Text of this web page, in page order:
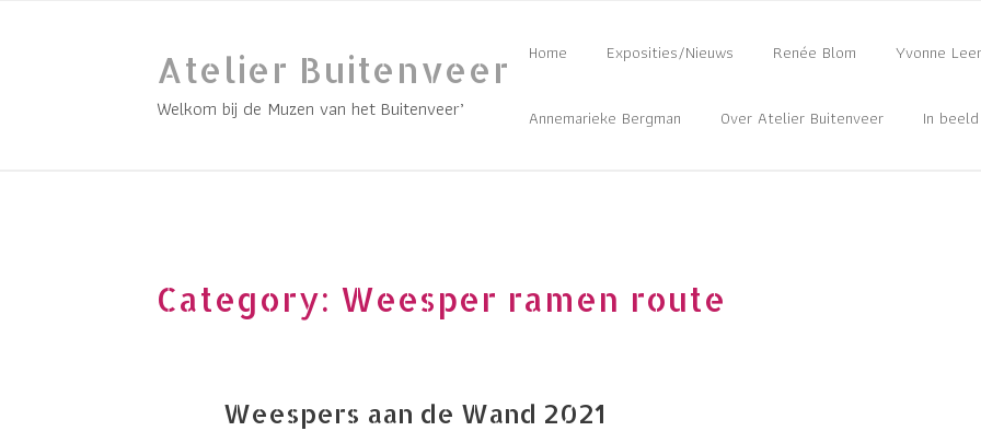
Atelier Buitenveer
Welkom bij de Muzen van het Buitenveer’
Home Exposities/Nieuws Renée Blom Yvonne
Annemarieke Bergman Over Atelier Buitenveer In beeld
Category: Weesper ramen route
Weespers aan de Wand 2021